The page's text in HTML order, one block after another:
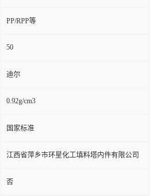
PP/RPP等
50
迪尔
0.92g/cm3
国家标准
江西省萍乡市环星化工填料塔内件有限公司
否